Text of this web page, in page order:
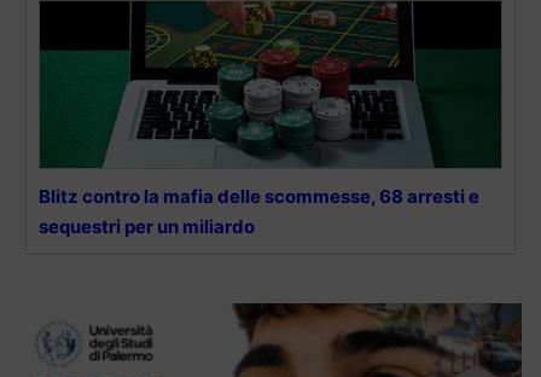
Blitz contro la mafia delle scommesse, 68 arresti e
sequestri per un miliardo